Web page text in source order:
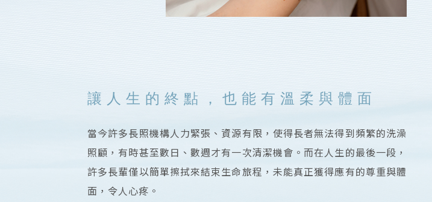
讓人生的終點，也能有溫柔與體面
當今許多長照機構人力緊張、資源有限，使得長者無法得到頻繁的洗澡
照顧，有時甚至數日、數週才有一次清潔機會。而在人生的最後一段，
許多長輩僅以簡單擦拭來結束生命旅程，未能真正獲得應有的尊重與體
面，令人心疼。